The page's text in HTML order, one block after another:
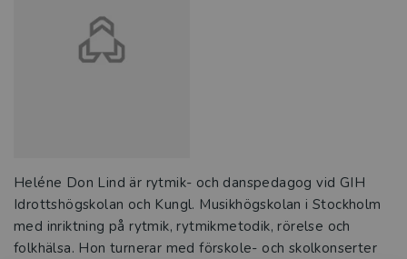
Heléne Don Lind är rytmik- och danspedagog vid GIH
Idrottshögskolan och Kungl. Musikhögskolan i Stockholm
med inriktning på rytmik, rytmikmetodik, rörelse och
folkhälsa. Hon turnerar med förskole- och skolkonserter